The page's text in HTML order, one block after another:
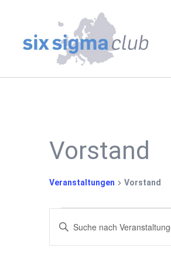
Vorstand
Veranstaltungen Vorstand
Veranstaltungen
Suche
Bitte
Schlüsselwort
Suche